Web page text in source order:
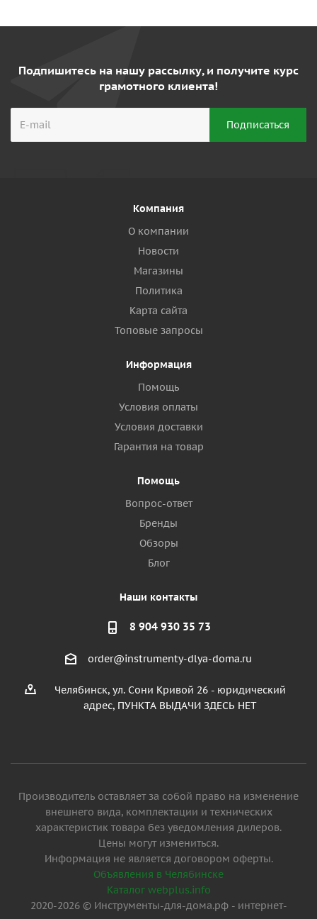
Подпишитесь на нашу рассылку, и получите курс
грамотного клиента!
Компания
О компании
Новости
Магазины
Политика
Карта сайта
Топовые запросы
Информация
Помощь
Условия оплаты
Условия доставки
Гарантия на товар
Помощь
Вопрос-ответ
Бренды
Обзоры
Блог
Наши контакты
8 904 930 35 73
order@instrumenty-dlya-doma.ru
Челябинск, ул. Сони Кривой 26 - юридический
адрес, ПУНКТА ВЫДАЧИ ЗДЕСЬ НЕТ
Производитель оставляет за собой право на изменение
внешнего вида, комплектации и технических
характеристик товара без уведомления дилеров.
Цены могут измениться.
Информация не является договором оферты.
Объявления в Челябинске
Каталог webplus.info
2020-2026 © Инструменты-для-дома.рф - интернет-